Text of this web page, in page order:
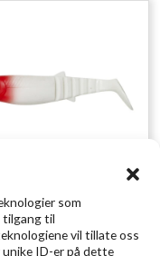
som
tilgang til
vil tillate oss
ID-er på dette
GEAR LB Cannibal
6.8cm 3g Red Head
kr10,00 inkl. MVA.